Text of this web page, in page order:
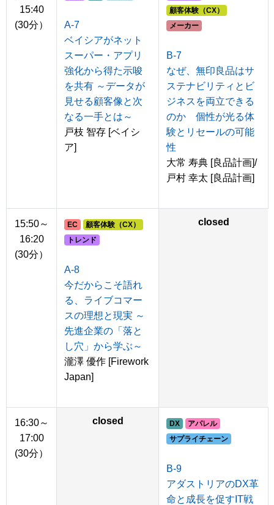
15:40
(30分）
A-7
ベイシアがネット
スーパー・アプリ
強化から得た示唆
を共有 ～データが
見せる顧客像と次
なる一手とは～
戸枝 智存 [ベイシ
ア]
顧客体験（CX）
メーカー
B-7
なぜ、無印良品はサ
ステナビリティとビ
ジネスを両立できる
のか 個性が光る体
験とリセールの可能
性
大常 寿典 [良品計画]/
戸村 幸太 [良品計画]
15:50～
16:20
(30分）
EC
顧客体験（CX）
トレンド
A-8
今だからこそ語れ
る、ライブコマー
スの理想と現実 ～
先進企業の「落と
し穴」から学ぶ～
瀧澤 優作 [Firework
Japan]
closed
16:30～
17:00
(30分）
closed DX
アパレル
サプライチェーン
B-9
アダストリアのDX革
命と成長を促すIT戦